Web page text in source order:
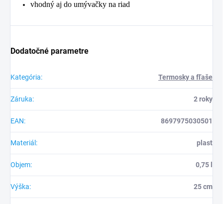
vhodný aj do umývačky na riad
Dodatočné parametre
Kategória: Termosky a fľaše
Záruka: 2 roky
EAN: 8697975030501
Materiál : plast
Objem: 0,75 l
Výška: 25 cm